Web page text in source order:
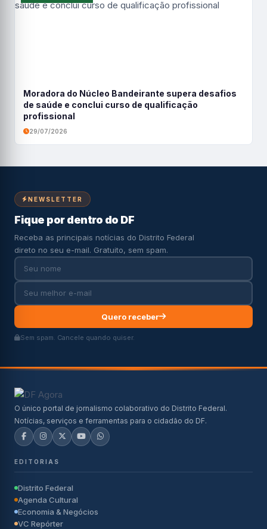
Moradora do Núcleo Bandeirante supera desafios
de saúde e conclui curso de qualificação
profissional
29/07/2026
NEWSLETTER
Fique por dentro do DF
Receba as principais notícias do Distrito Federal
direto no seu e-mail. Gratuito, sem spam.
Quero receber
Sem spam. Cancele quando quiser.
O único portal de jornalismo colaborativo do Distrito Federal.
Notícias, serviços e ferramentas para o cidadão do DF.
EDITORIAS
Distrito Federal
Agenda Cultural
Economia & Negócios
VC Repórter